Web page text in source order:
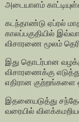
அடையாளம்
கடந்தாண்டு ஏப்ரல்
காலப்பகுதியில்
விசாரணை மூலம்
இது தொடர்பான
விசாரணைக்கு
எதிரான
இதனையடுத்து
வரையில்